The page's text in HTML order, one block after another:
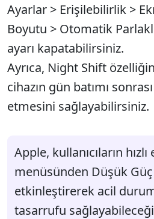
Ayarlar > Erişilebilirlik >
Boyutu > Otomatik
ayarı kapatabilirsiniz.
Ayrıca, Night Shift
cihazın gün batımı
etmesini sağlayabilirsiniz.
Apple, kullanıcıların
menüsünden Düşük
etkinleştirerek acil
tasarrufu